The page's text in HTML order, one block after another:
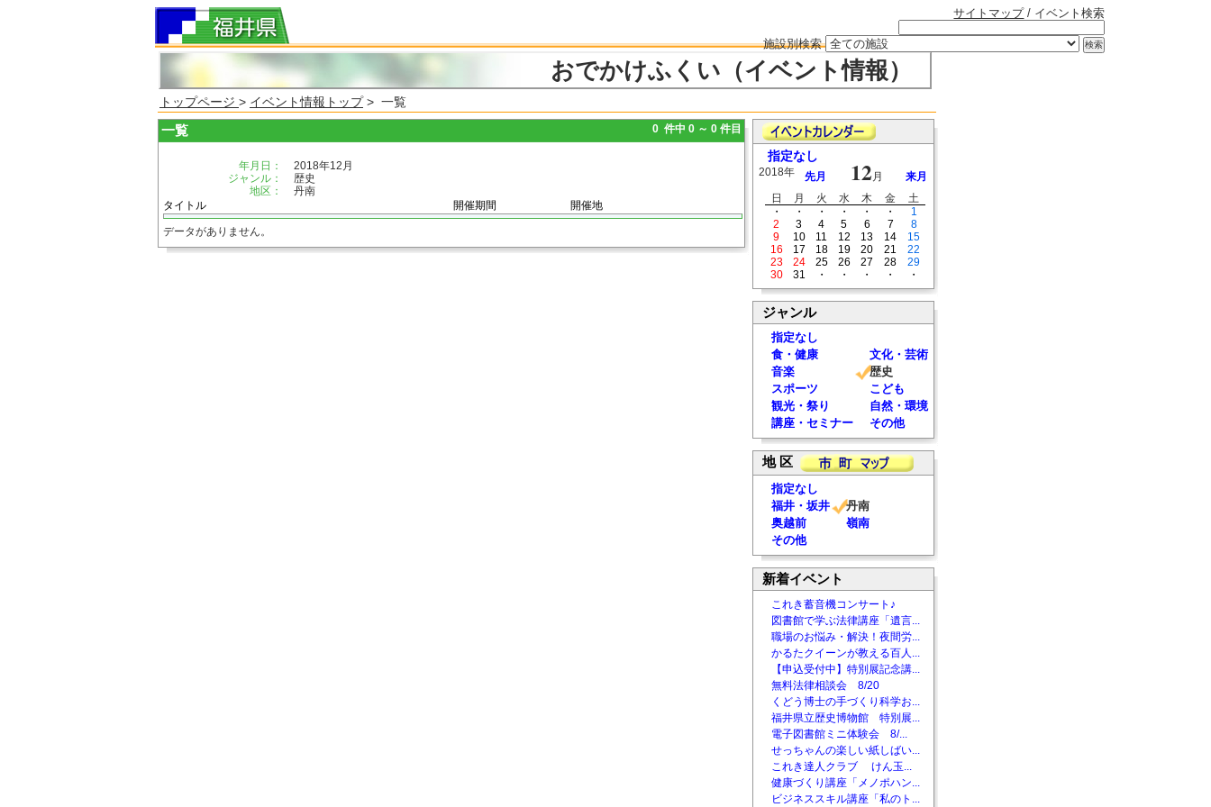
サイトマップ/ イベント検索
施設別検索
おでかけふくい（イベント情報）
トップページ > イベント情報トップ> 一覧
一覧 0 件中 0 ～ 0 件目
年月日：
2018年12月
ジャンル：
歴史
地区：
丹南
タイトル
開催期間 開催地
データがありません。
指定なし
2018年 先月 12月
来月
日
月 火 水 木 金
土
・
・ ・ ・ ・ ・
1
2
3 4 5 6 7
8
9
10 11 12 13 14
15
16
17 18 19 20 21
22
23
24 25 26 27 28
29
30
31 ・ ・ ・ ・ ・
ジャンル
指定なし
食・健康
文化・芸術
音楽
歴史
スポーツ
こども
観光・祭り
自然・環境
講座・セミナー
その他
地 区
指定なし
福井・坂井
丹南
奥越前
嶺南
その他
新着イベント
これき蓄音機コンサート♪
図書館で学ぶ法律講座「遺言...
職場のお悩み・解決！夜間労...
かるたクイーンが教える百人...
【申込受付中】特別展記念講...
無料法律相談会 8/20
くどう博士の手づくり科学お...
福井県立歴史博物館 特別展...
電子図書館ミニ体験会 8/...
せっちゃんの楽しい紙しばい...
これき達人クラブ けん玉...
健康づくり講座「メノポハン...
ビジネススキル講座「私のト...